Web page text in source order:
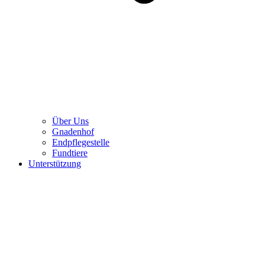
Über Uns
Gnadenhof
Endpflegestelle
Fundtiere
Unterstützung